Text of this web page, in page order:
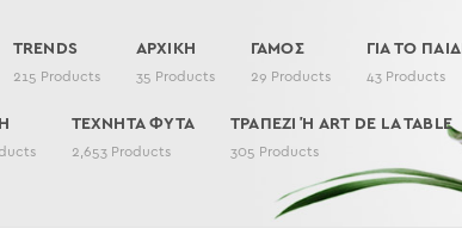
TRENDS
215 Products
ΑΡΧΙΚΗ
35 Products
ΓΑΜΟΣ
29 Products
ΓΙΑ ΤΟ ΠΑΙΔΙ
43 Products
ΤΕΧΝΗΤΑ ΦΥΤΑ
2,653 Products
ΤΡΑΠΕΖΙ Ή ART DE LA TABLE
305 Products